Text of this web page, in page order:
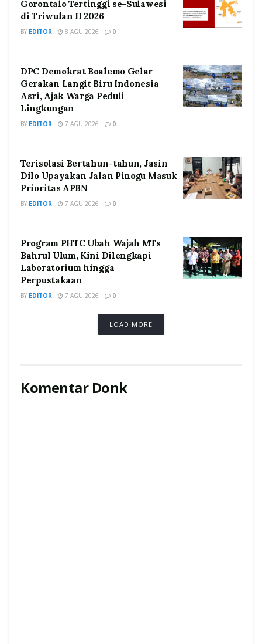
Gorontalo Tertinggi se-Sulawesi
di Triwulan II 2026
BY EDITOR 8 AGU 2026 0
DPC Demokrat Boalemo Gelar
Gerakan Langit Biru Indonesia
Asri, Ajak Warga Peduli
Lingkungan
BY EDITOR 7 AGU 2026 0
Terisolasi Bertahun-tahun, Jasin
Dilo Upayakan Jalan Pinogu Masuk
Prioritas APBN
BY EDITOR 7 AGU 2026 0
Program PHTC Ubah Wajah MTs
Bahrul Ulum, Kini Dilengkapi
Laboratorium hingga
Perpustakaan
BY EDITOR 7 AGU 2026 0
LOAD MORE
Komentar Donk